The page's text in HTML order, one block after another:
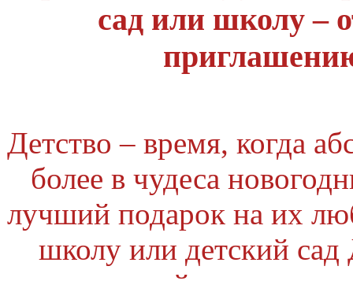
сад или школу –
Детство – время, когда
более в чудеса
лучший подарок на их
школу или детский